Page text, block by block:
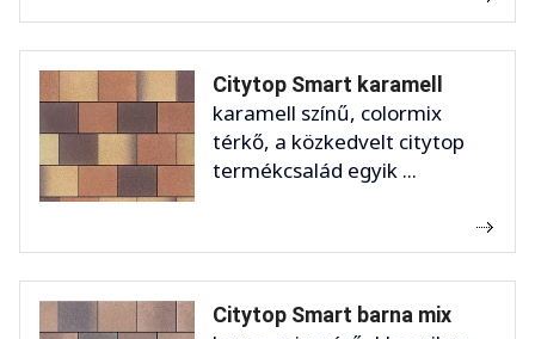
Citytop Smart karamell
karamell színű, colormix
térkő, a közkedvelt citytop
termékcsalád egyik ...
Citytop Smart barna mix